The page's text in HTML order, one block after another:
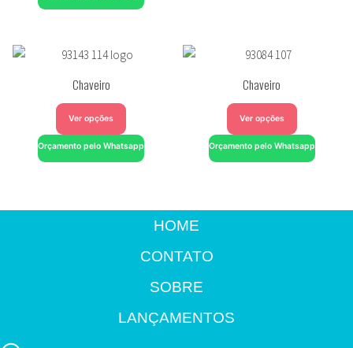
Chaveiro
Ver opções
Orçamento pelo Whatsapp
Chaveiro
Ver opções
Orçamento pelo Whatsapp
HOME
CONTATO
SOBRE
LANÇAMENTOS